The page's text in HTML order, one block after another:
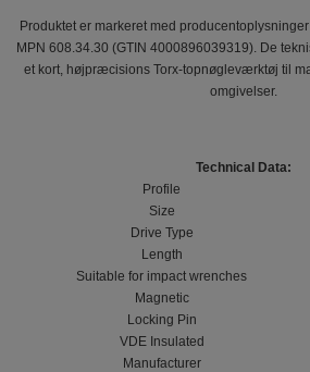
Produktet er markeret med
MPN 608.34.30 (GTIN 4000896039319). De
et kort, højpræcisions Torx-topnøgleværktøj til
omgivelser.
Technical Data:
Profile
Size
Drive Type
Length
Suitable for impact wrenches
Magnetic
Locking Pin
VDE Insulated
Manufacturer